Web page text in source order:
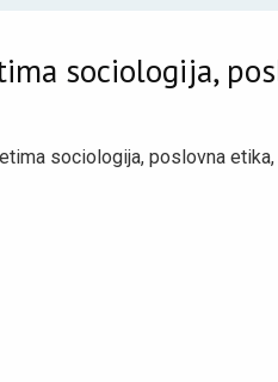
sociologija,
sociologija, poslovna